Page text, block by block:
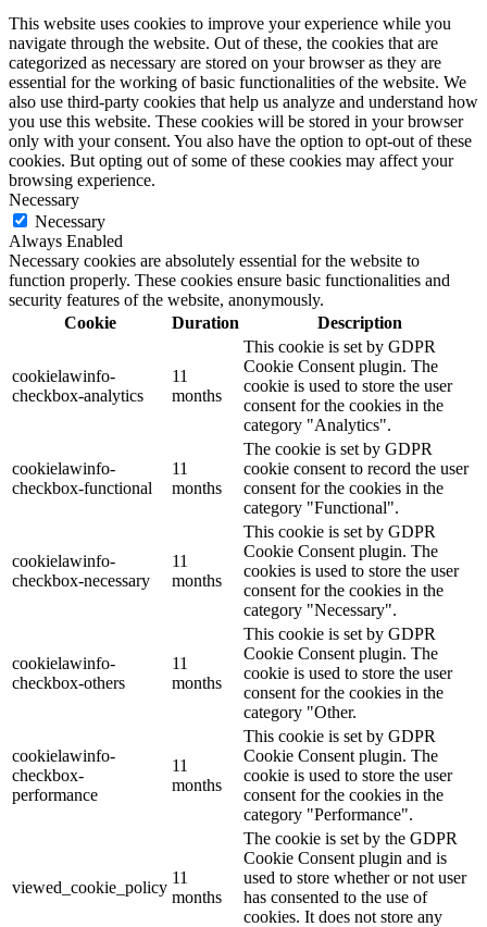
This website uses cookies to improve your experience while you
navigate through the website. Out of these, the cookies that are
categorized as necessary are stored on your browser as they are
essential for the working of basic functionalities of the website. We
also use third-party cookies that help us analyze and understand how
you use this website. These cookies will be stored in your browser
only with your consent. You also have the option to opt-out of these
cookies. But opting out of some of these cookies may affect your
browsing experience.
Necessary
Necessary
Always Enabled
Necessary cookies are absolutely essential for the website to
function properly. These cookies ensure basic functionalities and
security features of the website, anonymously.
Cookie
Duration Description
cookielawinfo-
checkbox-analytics
11
months
This cookie is set by GDPR
Cookie Consent plugin. The
cookie is used to store the user
consent for the cookies in the
category "Analytics".
cookielawinfo-
checkbox-functional
11
months
The cookie is set by GDPR
cookie consent to record the user
consent for the cookies in the
category "Functional".
cookielawinfo-
checkbox-necessary
11
months
This cookie is set by GDPR
Cookie Consent plugin. The
cookies is used to store the user
consent for the cookies in the
category "Necessary".
cookielawinfo-
checkbox-others
11
months
This cookie is set by GDPR
Cookie Consent plugin. The
cookie is used to store the user
consent for the cookies in the
category "Other.
cookielawinfo-
checkbox-
performance
11
months
This cookie is set by GDPR
Cookie Consent plugin. The
cookie is used to store the user
consent for the cookies in the
category "Performance".
viewed_cookie_policy
11
months
The cookie is set by the GDPR
Cookie Consent plugin and is
used to store whether or not user
has consented to the use of
cookies. It does not store any